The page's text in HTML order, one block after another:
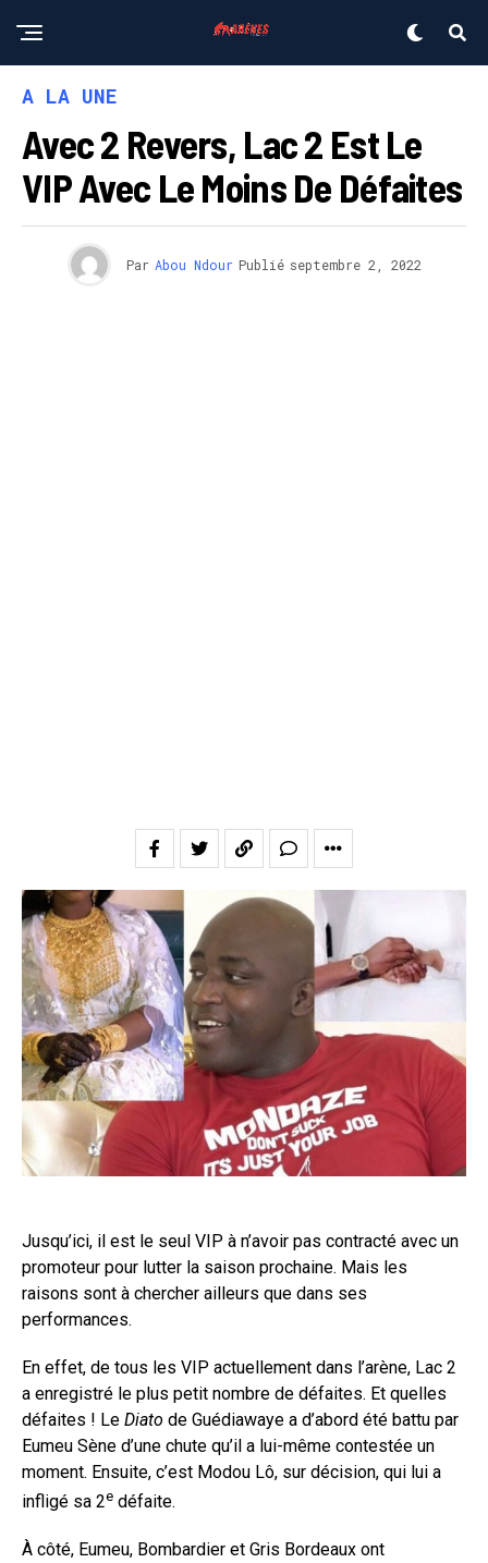
A LA UNE
Avec 2 Revers, Lac 2 Est Le
VIP Avec Le Moins De Défaites
Par Abou Ndour Publié septembre 2, 2022
Jusqu’ici, il est le seul VIP à n’avoir pas contracté avec un
promoteur pour lutter la saison prochaine. Mais les
raisons sont à chercher ailleurs que dans ses
performances.
En effet, de tous les VIP actuellement dans l’arène, Lac 2
a enregistré le plus petit nombre de défaites. Et quelles
défaites ! Le Diato de Guédiawaye a d’abord été battu par
Eumeu Sène d’une chute qu’il a lui-même contestée un
moment. Ensuite, c’est Modou Lô, sur décision, qui lui a
infligé sa 2e défaite.
À côté, Eumeu, Bombardier et Gris Bordeaux ont